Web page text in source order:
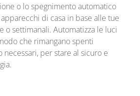
o lo spegnimento automatico
di casa in base alle tue
o settimanali. Automatizza le luci
che rimangano spenti
necessari, per stare al sicuro e